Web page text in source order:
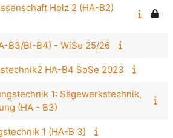
Holz 2 (HA-B2)
B3/BI-B4) - WiSe 25/26
HA-B4 SoSe 2023
1: Sägewerkstechnik,
(HA - B3)
1 (HA-B 3)